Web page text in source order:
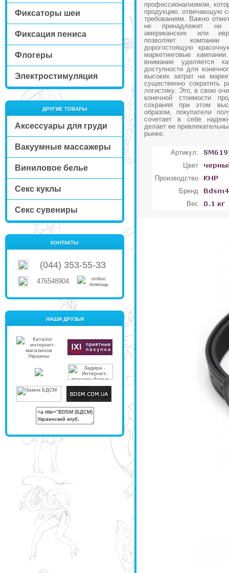
Фиксаторы шеи
Фиксация пениса
Флогеры
Электростимуляция
ДРУГИЕ ТОВАРЫ
Аксессуары для груди
Вакуумные массажеры
Виниловое белье
Секс куклы
Секс сувениры
КОНТАКТЫ
(044) 353-55-33
476548904
НАШИ ДРУЗЬЯ
профессионализмом,
продукцию, отвечающую
требованиям. Важно
не принадлежит ни
американских или
позволяет
дорогостоящую
маркетинговые
внимание уделяется
доступности для
высоких затрат на
существенно сократить
логистику. Это, в свою
конечной стоимости
сохраняя при этом
образом, покупатели
сочетает в себе
делает ее
рынке.
Артикул:
Цвет
Производство
Бренд
Вес